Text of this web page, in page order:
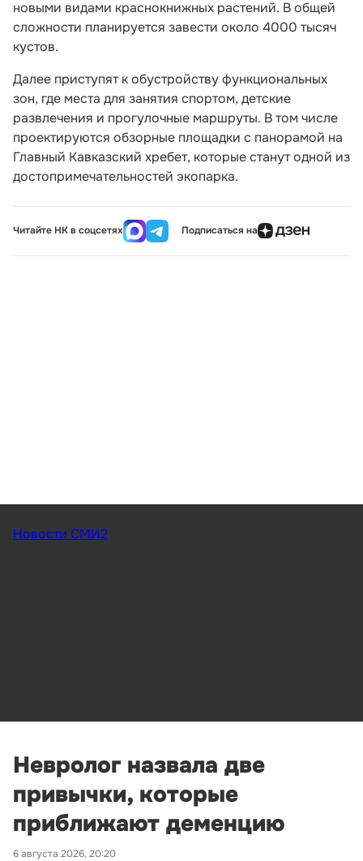
новыми видами краснокнижных растений. В общей
сложности планируется завести около 4000 тысяч
кустов.
Далее приступят к обустройству функциональных
зон, где места для занятия спортом, детские
развлечения и прогулочные маршруты. В том числе
проектируются обзорные площадки с панорамой на
Главный Кавказский хребет, которые станут одной из
достопримечательностей экопарка.
Читайте НК в соцсетях Подписаться на
Новости СМИ2
Невролог назвала две
привычки, которые
приближают деменцию
6 августа 2026, 20:20